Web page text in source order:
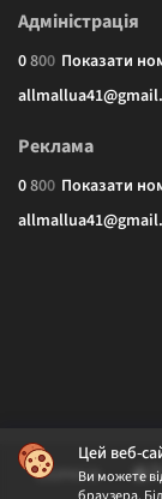
Цей веб-
Ви можете
Адміністрація
0800 Показати
Реклама
0800 Показати